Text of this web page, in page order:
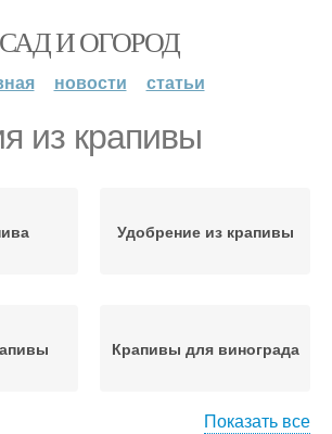
САД И ОГОРОД
новости статьи
из крапивы
Удобрение из крапивы
Крапивы для винограда
Показать все